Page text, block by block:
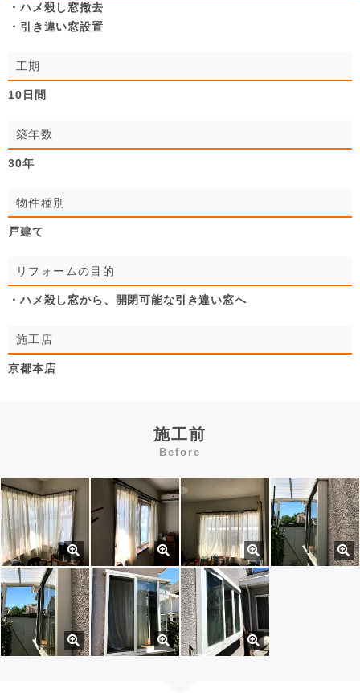
・ハメ殺し窓撤去
・引き違い窓設置
工期
10日間
築年数
30年
物件種別
戸建て
リフォームの目的
・ハメ殺し窓から、開閉可能な引き違い窓へ
施工店
京都本店
施工前
Before